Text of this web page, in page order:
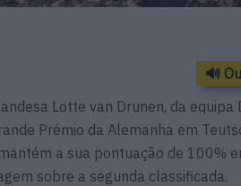
🔊
Lotte van Drunen, da
Prémio da Alemanha em
a sua pontuação de 100%
sobre a segunda classificada.